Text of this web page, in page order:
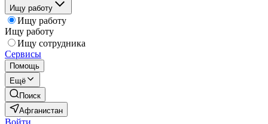
Ищу работу
Ищу работу
Ищу работу
Ищу сотрудника
Сервисы
Помощь
Ещё
Поиск
Афганистан
Войти